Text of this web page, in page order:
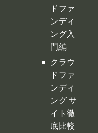
クラウ
ドファ
ンディ
クラウ
ドファ
ンディ